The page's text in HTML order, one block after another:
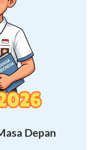
Depan